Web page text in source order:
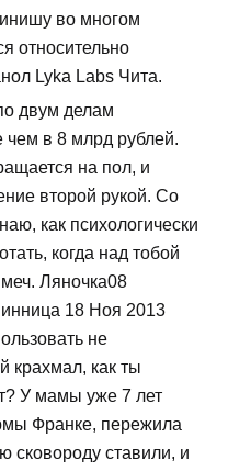
во многом
относительно
Lyka Labs Чита.
двум делам
чем в 8 млрд рублей.
на пол, и
второй рукой. Со
как психологически
когда над тобой
Ляночка08
18 Ноя 2013
не
крахмал, как ты
У мамы уже 7 лет
Франке, пережила
сковороду ставили, и